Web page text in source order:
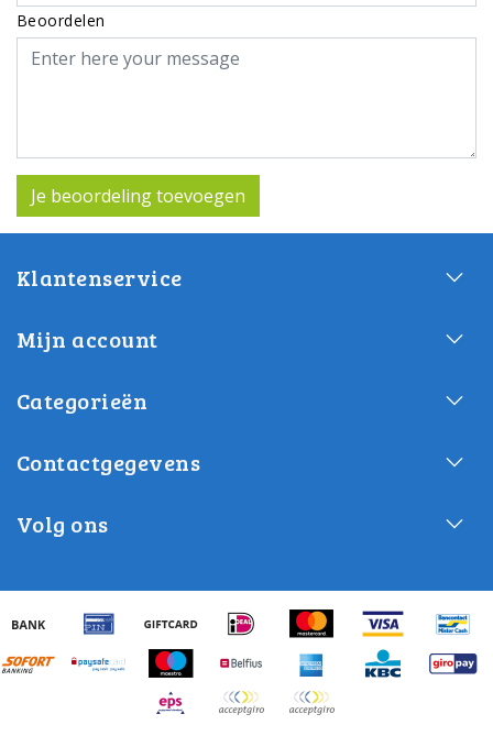
Beoordelen
Je beoordeling toevoegen
Klantenservice
Mijn account
Categorieën
Contactgegevens
Volg ons